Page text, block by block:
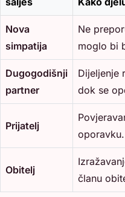
Nova
simpatija
Ne
moglo bi
Dugogodišnji
partner
Dijeljenje
dok se
Prijatelj
oporavku.
Obitelj
članu